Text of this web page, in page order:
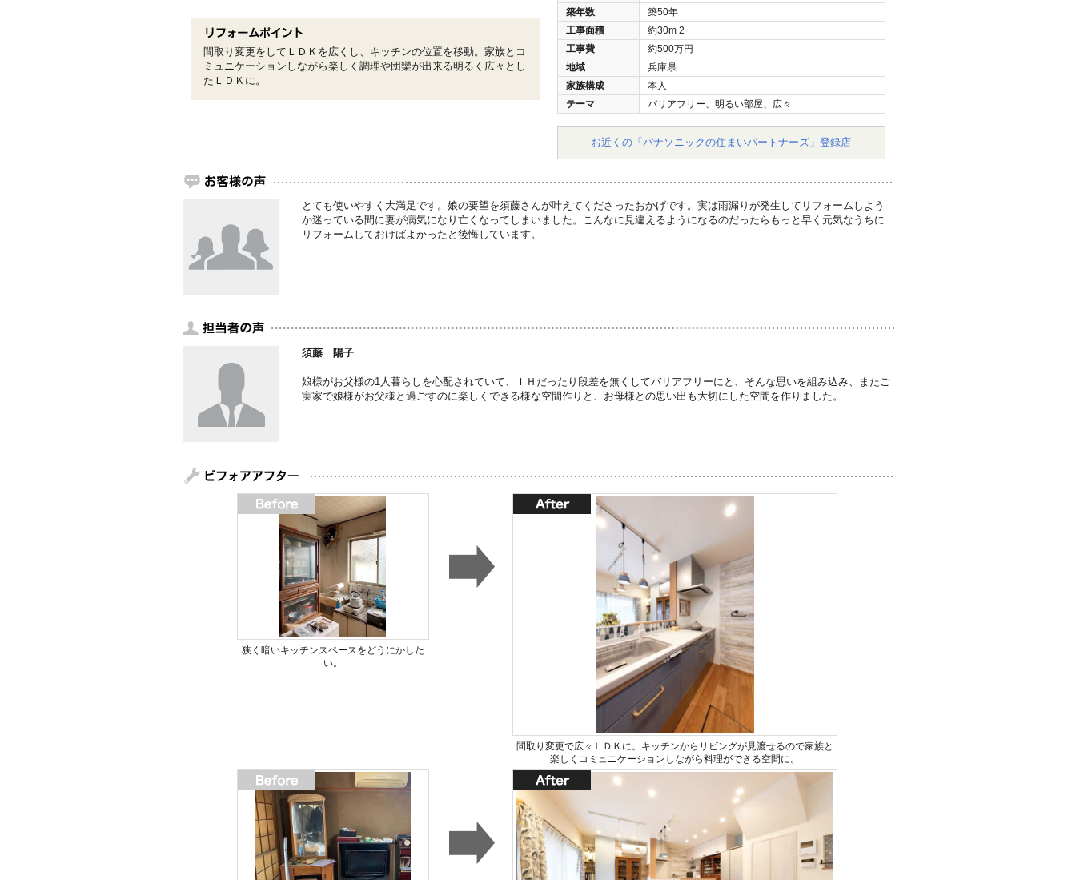
築年数
築50年
工事面積
約30m 2
工事費
約500万円
地域
兵庫県
家族構成
本人
テーマ
バリアフリー、明るい部屋、広々
お近くの「パナソニックの住まいパートナーズ」登録店
間取り変更をしてＬＤＫを広くし、キッチンの位置を移動。家族とコ
ミュニケーションしながら楽しく調理や団欒が出来る明るく広々とし
たＬＤＫに。
とても使いやすく大満足です。娘の要望を須藤さんが叶えてくださったおかげです。実は雨漏りが発生してリフォームしよう
か迷っている間に妻が病気になり亡くなってしまいました。こんなに見違えるようになるのだったらもっと早く元気なうちに
リフォームしておけばよかったと後悔しています。
須藤 陽子
娘様がお父様の1人暮らしを心配されていて、ＩＨだったり段差を無くしてバリアフリーにと、そんな思いを組み込み、またご
実家で娘様がお父様と過ごすのに楽しくできる様な空間作りと、お母様との思い出も大切にした空間を作りました。
狭く暗いキッチンスペースをどうにかした
い。
間取り変更で広々ＬＤＫに。キッチンからリビングが見渡せるので家族と
楽しくコミュニケーションしながら料理ができる空間に。